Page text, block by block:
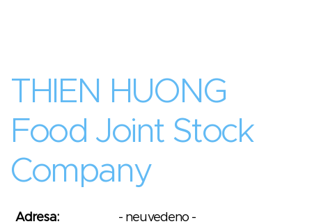
THIEN HUONG
Food Joint Stock
Company
Adresa:
- neuvedeno -